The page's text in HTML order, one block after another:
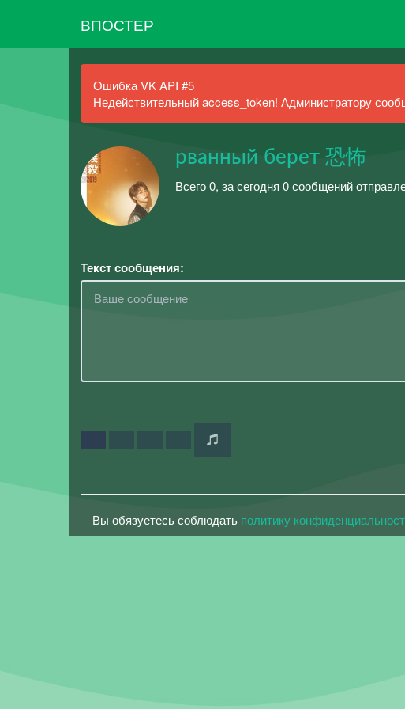
ВПОСТЕР
Ошибка VK API #5
Недействительный access_token! Администратору
рванный берет 恐怖
Всего 0, за сегодня 0 сообщений
Текст сообщения:
Вы обязуетесь соблюдать политику